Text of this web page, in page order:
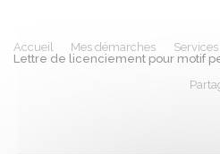
Accueil Mes démarches
Lettre de licenciement pour motif